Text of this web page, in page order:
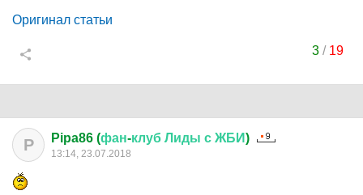
Оригинал статьи
3 / 19
P Pipa86 (фан-клуб Лиды с ЖБИ)
13:14, 23.07.2018